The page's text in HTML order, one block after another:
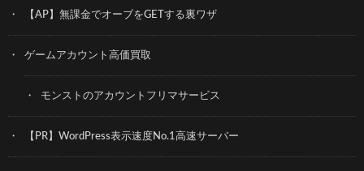
【AP】無課金でオーブをGETする裏ワザ
ゲームアカウント高価買取
モンストのアカウントフリマサービス
【PR】WordPress表示速度No.1高速サーバー